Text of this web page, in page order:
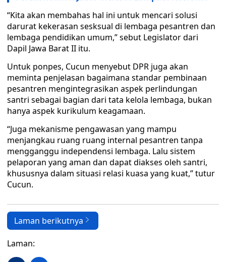
“Kita akan membahas hal ini untuk mencari solusi
darurat kekerasan sesksual di lembaga pesantren dan
lembaga pendidikan umum,” sebut Legislator dari
Dapil Jawa Barat II itu.
Untuk ponpes, Cucun menyebut DPR juga akan
meminta penjelasan bagaimana standar pembinaan
pesantren mengintegrasikan aspek perlindungan
santri sebagai bagian dari tata kelola lembaga, bukan
hanya aspek kurikulum keagamaan.
“Juga mekanisme pengawasan yang mampu
menjangkau ruang ruang internal pesantren tanpa
mengganggu independensi lembaga. Lalu sistem
pelaporan yang aman dan dapat diakses oleh santri,
khususnya dalam situasi relasi kuasa yang kuat,” tutur
Cucun.
Laman berikutnya
Laman: